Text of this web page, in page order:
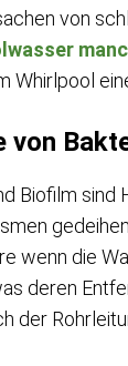
von
Whirlpool
von
Biofilm sind
wenn die
deren
der